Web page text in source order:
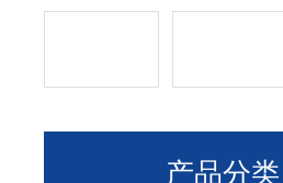
产品分类